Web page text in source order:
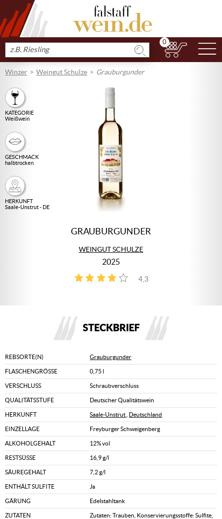
Produkt
suchen
0
Winzer Weingut Schulze Grauburgunder
KATEGORIE
Weißwein
GESCHMACK
halbtrocken
HERKUNFT
Saale-Unstrut - DE
GRAUBURGUNDER
WEINGUT SCHULZE
2025
4,3
4
STECKBRIEF
REBSORTE(N) Grauburgunder
FLASCHENGRÖSSE 0,75 l
VERSCHLUSS Schraubverschluss
QUALITÄTSSTUFE Deutscher Qualitätswein
HERKUNFT Saale-Unstrut Deutschland
EINZELLAGE Freyburger Schweigenberg
ALKOHOLGEHALT 12% vol
RESTSÜSSE 16,9 g/l
SÄUREGEHALT 7,2 g/l
ENTHÄLT SULFITE Ja
GÄRUNG Edelstahltank
ZUTATEN
Zutaten: Trauben, Konservierungsstoffe: Sulfite,